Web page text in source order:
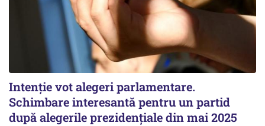
Intenție vot alegeri parlamentare.
Schimbare interesantă pentru un partid
după alegerile prezidențiale din mai 2025